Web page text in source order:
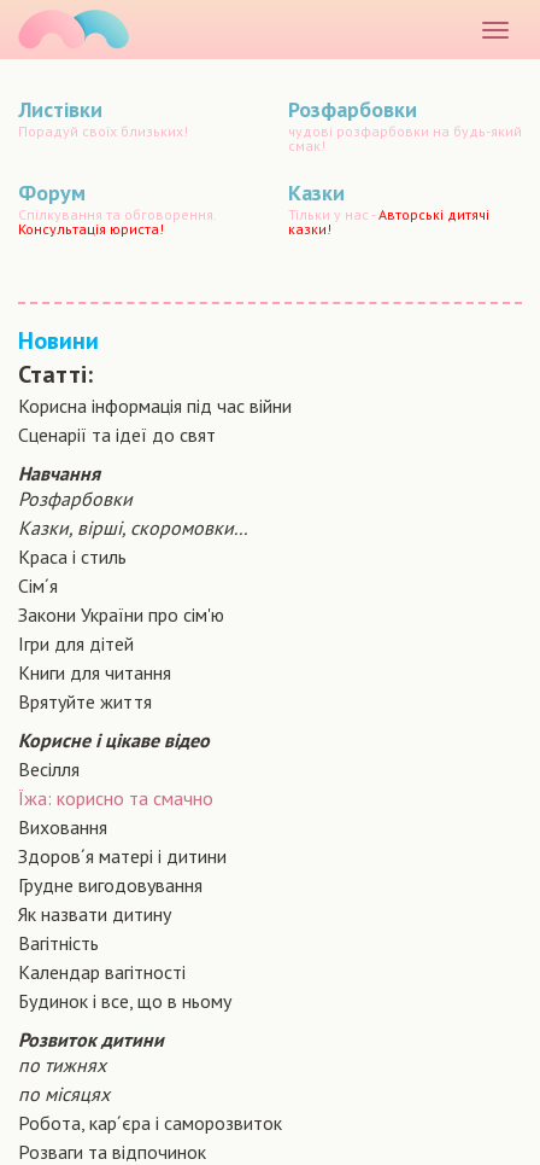
меню
Листівки
Порадуй своїх близьких!
Розфарбовки
чудові розфарбовки на будь-який
смак!
Форум
Спілкування та обговорення.
Консультація юриста!
Казки
Тільки у нас -Авторські дитячі
казки!
Новини
Статті:
Корисна інформація під час війни
Сценарiї та iдеї до свят
Навчання
Розфарбовки
Казки, вірші, скоромовки...
Краса і стиль
Сiм´я
Закони України про сiм'ю
Ігри для дітей
Книги для читання
Врятуйте життя
Корисне і цікаве відео
Весілля
Їжа: корисно та смачно
Виховання
Здоров´я матері і дитини
Грудне вигодовування
Як назвати дитину
Вагiтнiсть
Календар вагітності
Будинок і все, що в ньому
Розвиток дитини
по тижнях
по місяцях
Робота, кар´єра і саморозвиток
Розваги та відпочинок